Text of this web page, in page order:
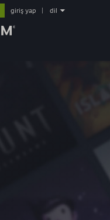
giriş yap dil